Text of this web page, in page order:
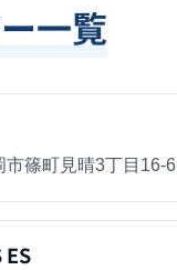
一覧
市篠町見晴3丁目16-6